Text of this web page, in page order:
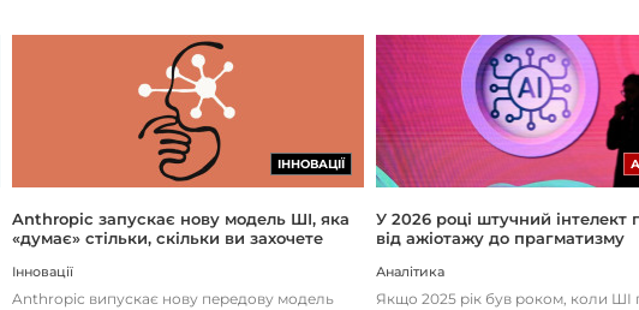
ІННОВАЦІЇ
Anthropic запускає нову модель ШІ, яка
«думає» стільки, скільки ви захочете
Інновації
Anthropic випускає нову передову модель
У 2026 році штучний інтелект
від ажіотажу до прагматизму
Аналітика
Якщо 2025 рік був роком, коли